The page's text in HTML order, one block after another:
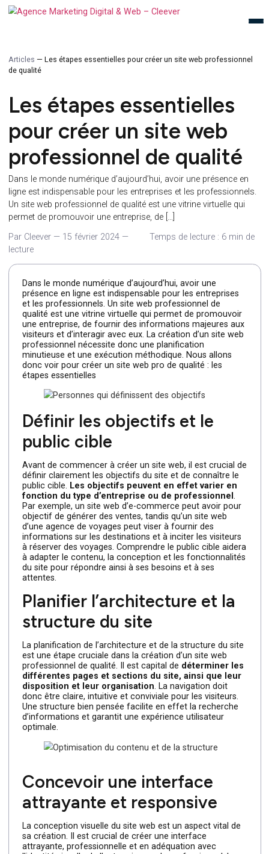
Articles —
Les étapes essentielles pour créer un site web
de qualité
Les étapes essentielles
pour créer un site web
professionnel de qualité
Dans le monde numérique d’aujourd’hui, avoir une présence
ligne est indispensable pour les entreprises et les
permet de promouvoir une entreprise, de […]
Par Cleever—15 février 2024— Temps de lecture : 6
lecture
Dans le monde numérique d’aujourd’hui, avoir une
présence en ligne est indispensable pour les entreprises
et les professionnels. Un site web professionnel de
qualité est une vitrine virtuelle qui permet de promouvoir
une entreprise, de fournir des informations majeures
visiteurs et d’interagir avec eux. La création d’un site
professionnel nécessite donc une planification
minutieuse et une exécution méthodique. Nous allons
étapes essentielles
Définir les objectifs et le
public cible
Avant de commencer à créer un site web, il est crucial
définir clairement les objectifs du site et de connaître le
public cible.Les objectifs peuvent en effet varier en
fonction du type d’entreprise ou de professionnel
Par exemple, un site web d’e-commerce peut avoir pour
objectif de générer des ventes, tandis qu’un site web
informations sur les destinations et à inciter les visiteurs
à réserver des voyages. Comprendre le public cible
à adapter le contenu, la conception et les
du site pour répondre ainsi à ses besoins et à ses
attentes.
Planifier l’architecture et la
structure du site
La planification de l’architecture et de la structure du
est une étape cruciale dans la création d’un site web
professionnel de qualité. Il est capital de
différentes pages et sections du site, ainsi que leur
donc être claire, intuitive et conviviale pour les visiteurs.
Une structure bien pensée facilite en effet la recherche
d’informations et garantit une expérience utilisateur
optimale.